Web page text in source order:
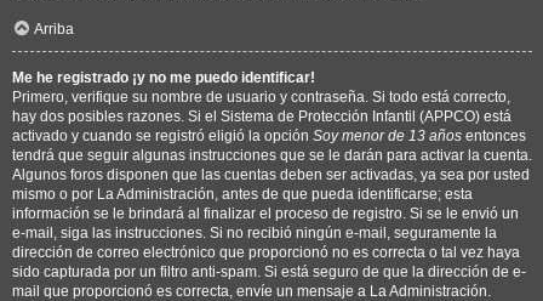
Arriba
Me he registrado ¡y no me puedo identificar!
Primero, verifique su nombre de usuario y contraseña. Si todo está correcto,
hay dos posibles razones. Si el Sistema de Protección Infantil (APPCO) está
activado y cuando se registró eligió la opción Soy menor de 13 años entonces
tendrá que seguir algunas instrucciones que se le darán para activar la cuenta.
Algunos foros disponen que las cuentas deben ser activadas, ya sea por usted
mismo o por La Administración, antes de que pueda identificarse; esta
información se le brindará al finalizar el proceso de registro. Si se le envió un
e-mail, siga las instrucciones. Si no recibió ningún e-mail, seguramente la
dirección de correo electrónico que proporcionó no es correcta o tal vez haya
sido capturada por un filtro anti-spam. Si está seguro de que la dirección de e-
mail que proporcionó es correcta, envíe un mensaje a La Administración.